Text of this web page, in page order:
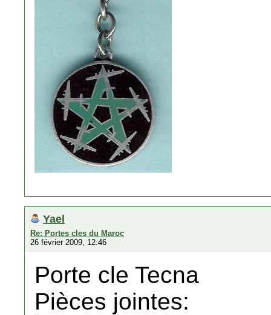
Yael
Re: Portes cles du Maroc
26 février 2009, 12:46
Porte cle Tecna
Pièces jointes: